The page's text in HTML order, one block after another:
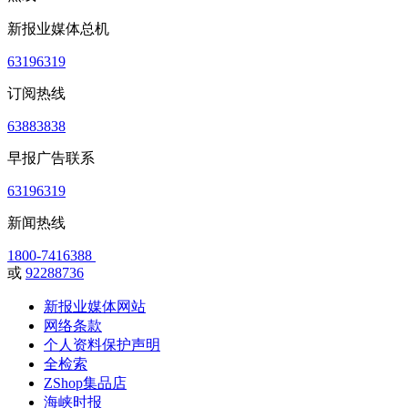
新报业媒体总机
63196319
订阅热线
63883838
早报广告联系
63196319
新闻热线
1800-7416388
或 92288736
新报业媒体网站
网络条款
个人资料保护声明
全检索
ZShop集品店
海峡时报